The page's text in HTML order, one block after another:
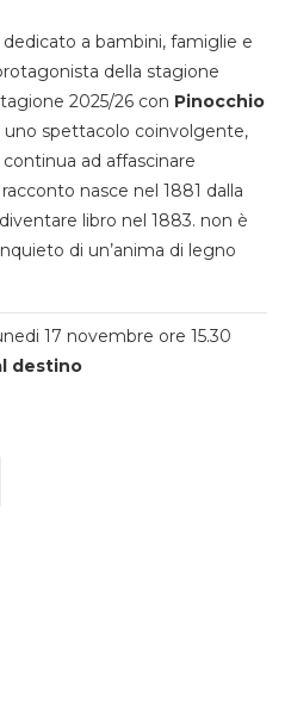
a bambini, famiglie e
della stagione
2025/26 con Pinocchio
uno spettacolo coinvolgente,
ad affascinare
nasce nel 1881 dalla
libro nel 1883. non è
di un’anima di legno
17 novembre ore 15.30
destino